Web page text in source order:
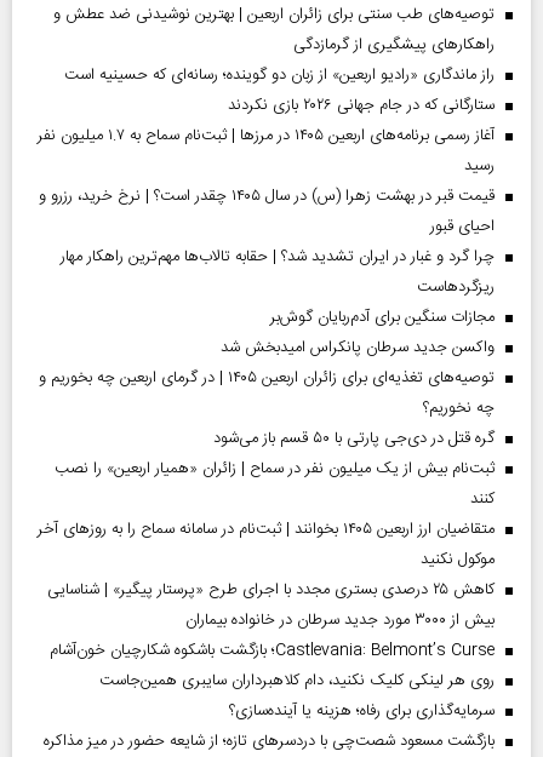
توصیه‌های طب سنتی برای زائران اربعین | بهترین نوشیدنی ضد عطش و
راهکارهای پیشگیری از گرمازدگی
راز ماندگاری «رادیو اربعین» از زبان دو گوینده؛ رسانه‌ای که حسینیه است
ستارگانی که در جام جهانی ۲۰۲۶ بازی نکردند
آغاز رسمی برنامه‌های اربعین ۱۴۰۵ در مرز‌ها | ثبت‌نام سماح به ۱.۷ میلیون نفر
رسید
قیمت قبر در بهشت زهرا (س) در سال ۱۴۰۵ چقدر است؟ | نرخ خرید، رزرو و
احیای قبور
چرا گرد و غبار در ایران تشدید شد؟ | حقابه تالاب‌ها مهم‌ترین راهکار مهار
ریزگردهاست
مجازات سنگین برای آدم‌ربایان گوش‌بر
واکسن جدید سرطان پانکراس امیدبخش شد
توصیه‌های تغذیه‌ای برای زائران اربعین ۱۴۰۵ | در گرمای اربعین چه بخوریم و
چه نخوریم؟
گره قتل در دی‌جی پارتی با ۵۰ قسم باز می‌شود
ثبت‌نام بیش از یک میلیون نفر در سماح | زائران «همیار اربعین» را نصب
کنند
متقاضیان ارز اربعین ۱۴۰۵ بخوانند | ثبت‌نام در سامانه سماح را به روز‌های آخر
موکول نکنید
کاهش ۲۵ درصدی بستری مجدد با اجرای طرح «پرستار پیگیر» | شناسایی
بیش از ۳۰۰۰ مورد جدید سرطان در خانواده بیماران
Castlevania: Belmont’s Curse؛ بازگشت باشکوه شکارچیان خون‌آشام
روی هر لینکی کلیک نکنید، دام کلاهبرداران سایبری همین‌جاست
سرمایه‌گذاری برای رفاه؛ هزینه یا آینده‌سازی؟
بازگشت مسعود شصت‌چی با دردسر‌های تازه؛ از شایعه حضور در میز مذاکره